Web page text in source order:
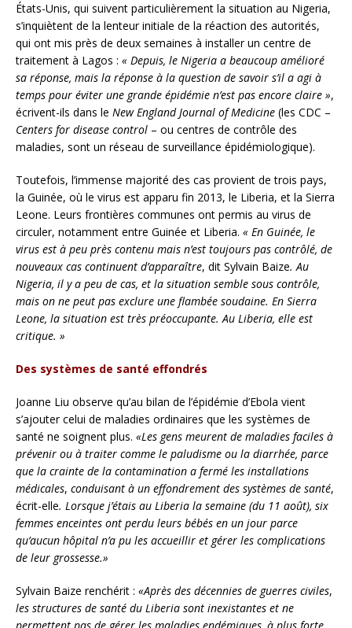
États-Unis, qui suivent particulièrement la situation au Nigeria,
s’inquiètent de la lenteur initiale de la réaction des autorités,
qui ont mis près de deux semaines à installer un centre de
traitement à Lagos : « Depuis, le Nigeria a beaucoup amélioré
sa réponse, mais la réponse à la question de savoir s’il a agi à
temps pour éviter une grande épidémie n’est pas encore claire »,
écrivent-ils dans le New England Journal of Medicine (les CDC –
Centers for disease control – ou centres de contrôle des
maladies, sont un réseau de surveillance épidémiologique).
Toutefois, l’immense majorité des cas provient de trois pays,
la Guinée, où le virus est apparu fin 2013, le Liberia, et la Sierra
Leone. Leurs frontières communes ont permis au virus de
circuler, notamment entre Guinée et Liberia. « En Guinée, le
virus est à peu près contenu mais n’est toujours pas contrôlé, de
nouveaux cas continuent d’apparaître, dit Sylvain Baize. Au
Nigeria, il y a peu de cas, et la situation semble sous contrôle,
mais on ne peut pas exclure une flambée soudaine. En Sierra
Leone, la situation est très préoccupante. Au Liberia, elle est
critique. »
Des systèmes de santé effondrés
Joanne Liu observe qu’au bilan de l’épidémie d’Ebola vient
s’ajouter celui de maladies ordinaires que les systèmes de
santé ne soignent plus. «Les gens meurent de maladies faciles à
prévenir ou à traiter comme le paludisme ou la diarrhée, parce
que la crainte de la contamination a fermé les installations
médicales, conduisant à un effondrement des systèmes de santé,
écrit-elle. Lorsque j’étais au Liberia la semaine (du 11 août), six
femmes enceintes ont perdu leurs bébés en un jour parce
qu’aucun hôpital n’a pu les accueillir et gérer les complications
de leur grossesse.»
Sylvain Baize renchérit : «Après des décennies de guerres civiles,
les structures de santé du Liberia sont inexistantes et ne